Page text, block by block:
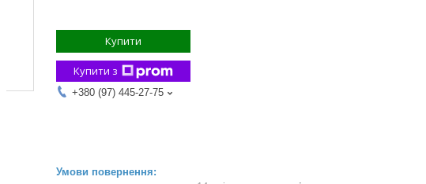
Купити
Купити з
+380 (97) 445-27-75